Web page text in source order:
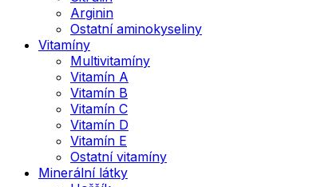
Arginin
Ostatní aminokyseliny
Vitamíny
Multivitamíny
Vitamín A
Vitamín B
Vitamín C
Vitamín D
Vitamín E
Ostatní vitamíny
Minerální látky